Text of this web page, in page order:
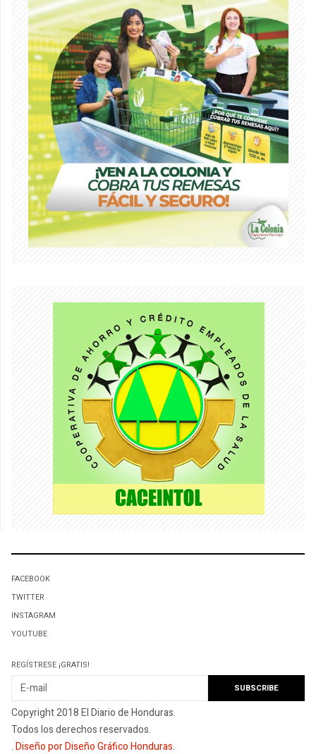
FACEBOOK
TWITTER
INSTAGRAM
YOUTUBE
REGÍSTRESE ¡GRATIS!
Copyright 2018 El Diario de Honduras.
Todos los derechos reservados.
.Diseño por Diseño Gráfico Honduras.